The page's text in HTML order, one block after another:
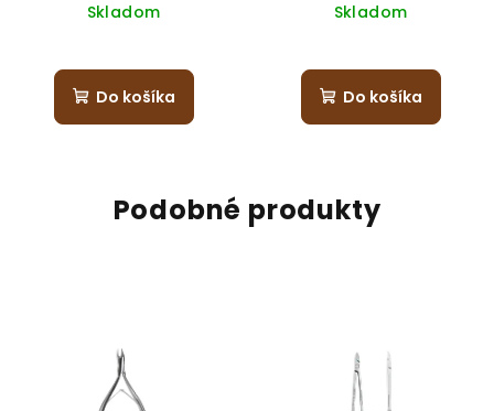
Skladom
Do košíka
Skladom
Do košíka
Podobné produkty